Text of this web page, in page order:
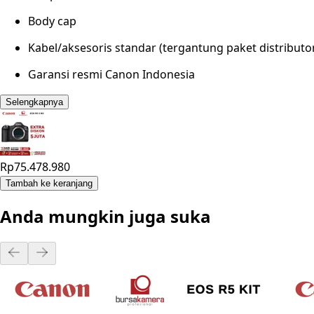
Body cap
Kabel/aksesoris standar (tergantung paket
Garansi resmi Canon Indonesia
Selengkapnya
Rp75.478.980
Tambah ke keranjang
Anda mungkin juga suka